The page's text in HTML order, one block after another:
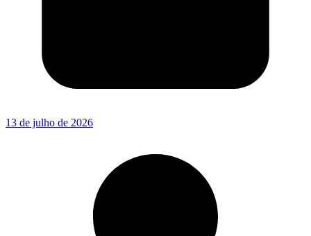
13 de julho de 2026